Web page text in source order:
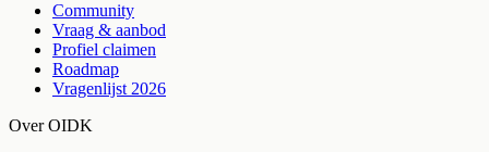
Community
Vraag & aanbod
Profiel claimen
Roadmap
Vragenlijst 2026
Over OIDK